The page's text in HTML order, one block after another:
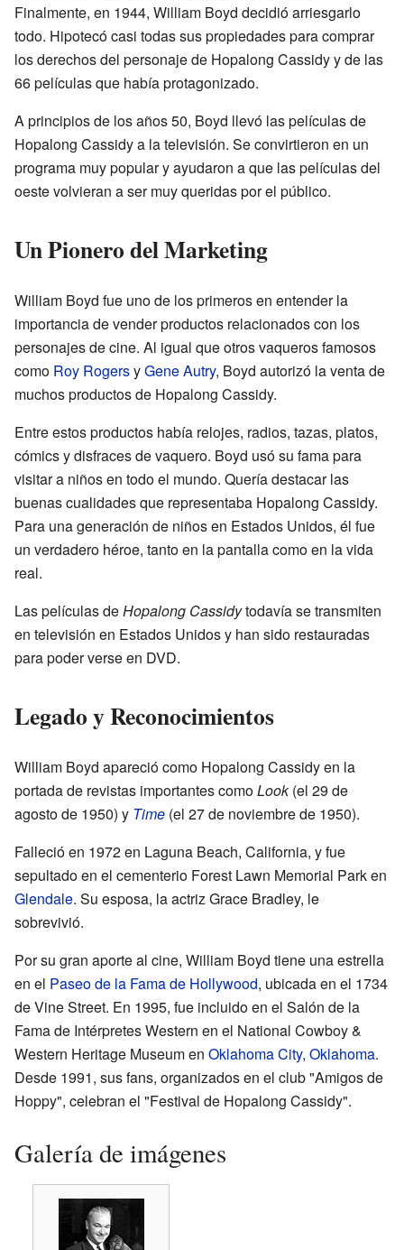
Finalmente, en 1944, William Boyd decidió arriesgarlo
todo. Hipotecó casi todas sus propiedades para comprar
los derechos del personaje de Hopalong Cassidy y de las
66 películas que había protagonizado.
A principios de los años 50, Boyd llevó las películas de
Hopalong Cassidy a la televisión. Se convirtieron en un
programa muy popular y ayudaron a que las películas del
oeste volvieran a ser muy queridas por el público.
Un Pionero del Marketing
William Boyd fue uno de los primeros en entender la
importancia de vender productos relacionados con los
personajes de cine. Al igual que otros vaqueros famosos
como Roy RogersyGene Autry, Boyd autorizó la venta de
muchos productos de Hopalong Cassidy.
Entre estos productos había relojes, radios, tazas, platos,
cómics y disfraces de vaquero. Boyd usó su fama para
visitar a niños en todo el mundo. Quería destacar las
buenas cualidades que representaba Hopalong Cassidy.
Para una generación de niños en Estados Unidos, él fue
un verdadero héroe, tanto en la pantalla como en la vida
real.
Las películas deHopalong Cassidytodavía se transmiten
en televisión en Estados Unidos y han sido restauradas
para poder verse en DVD.
Legado y Reconocimientos
William Boyd apareció como Hopalong Cassidy en la
portada de revistas importantes comoLook(el 29 de
agosto de 1950) y Time (el 27 de noviembre de 1950).
Falleció en 1972 en Laguna Beach, California, y fue
sepultado en el cementerio Forest Lawn Memorial Park en
Glendale. Su esposa, la actriz Grace Bradley, le
sobrevivió.
Por su gran aporte al cine, William Boyd tiene una estrella
en el Paseo de la Fama de Hollywood, ubicada en el 1734
de Vine Street. En 1995, fue incluido en el Salón de la
Fama de Intérpretes Western en el National Cowboy &
Western Heritage Museum en Oklahoma City, Oklahoma.
Desde 1991, sus fans, organizados en el club "Amigos de
Hoppy", celebran el "Festival de Hopalong Cassidy".
Galería de imágenes